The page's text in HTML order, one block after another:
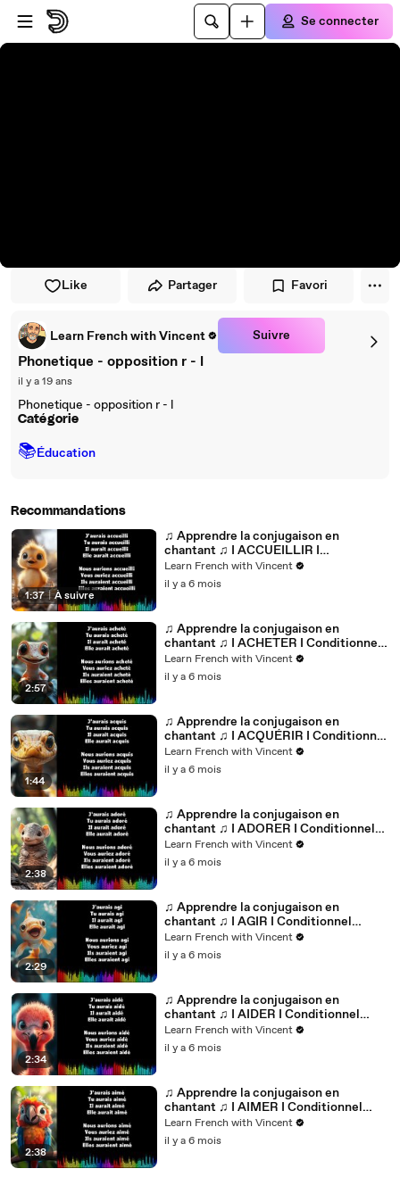
Passer au player
Passer au contenu principal
Se connecter
Like Partager Favori
Learn French with Vincent Suivre
Phonetique - opposition r - l
il y a 19 ans
Phonetique - opposition r - l
Catégorie
📚Éducation
Recommandations
1:37 | À suivre
♫ Apprendre la conjugaison en
chantant ♫ I ACCUEILLIR I
Conditionnel Passé_
Learn French with Vincent
il y a 6 mois
2:57
♫ Apprendre la conjugaison en
chantant ♫ I ACHETER I Conditionnel
Passé_
Learn French with Vincent
il y a 6 mois
1:44
♫ Apprendre la conjugaison en
chantant ♫ I ACQUÉRIR I Conditionnel
Passé_
Learn French with Vincent
il y a 6 mois
2:38
♫ Apprendre la conjugaison en
chantant ♫ I ADORER I Conditionnel
Passé_
Learn French with Vincent
il y a 6 mois
2:29
♫ Apprendre la conjugaison en
chantant ♫ I AGIR I Conditionnel
Passé_
Learn French with Vincent
il y a 6 mois
2:34
♫ Apprendre la conjugaison en
chantant ♫ I AIDER I Conditionnel
Passé_
Learn French with Vincent
il y a 6 mois
2:38
♫ Apprendre la conjugaison en
chantant ♫ I AIMER I Conditionnel
Passé_
Learn French with Vincent
il y a 6 mois